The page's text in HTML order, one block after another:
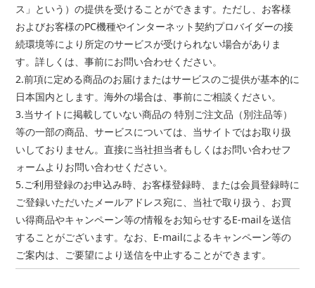
ス」という）の提供を受けることができます。ただし、お客様
およびお客様のPC機種やインターネット契約プロバイダーの接
続環境等により所定のサービスが受けられない場合がありま
す。詳しくは、事前にお問い合わせください。
2.前項に定める商品のお届けまたはサービスのご提供が基本的に
日本国内とします。海外の場合は、事前にご相談ください。
3.当サイトに掲載していない商品の 特別ご注文品（別注品等）
等の一部の商品、サービスについては、当サイトではお取り扱
いしておりません。直接に当社担当者もしくはお問い合わせフ
ォームよりお問い合わせください。
5.ご利用登録のお申込み時、お客様登録時、または会員登録時に
ご登録いただいたメールアドレス宛に、当社で取り扱う、お買
い得商品やキャンペーン等の情報をお知らせするE-mailを送信
することがございます。なお、E-mailによるキャンペーン等の
ご案内は、ご要望により送信を中止することができます。